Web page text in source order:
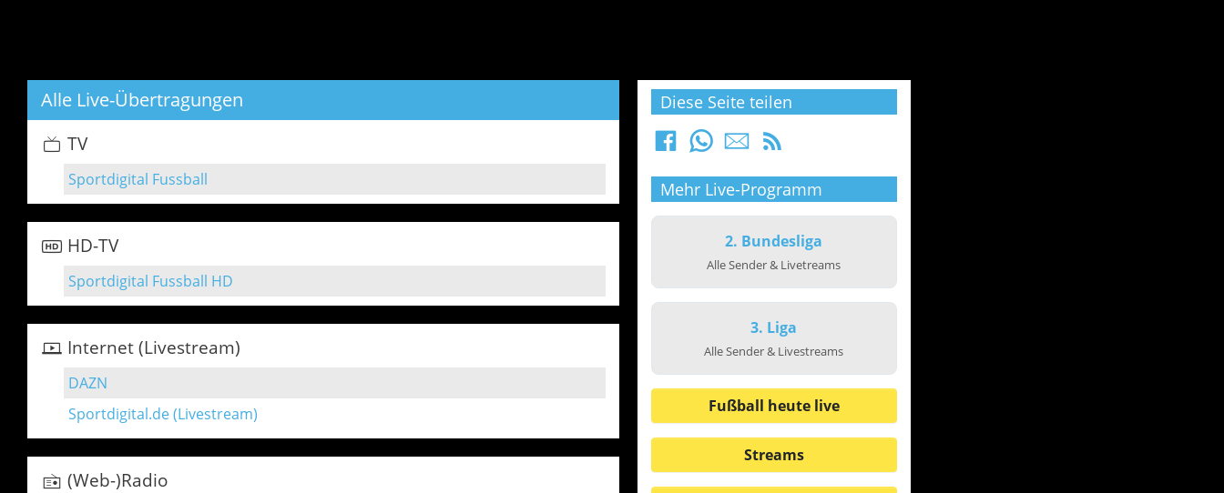
Alle Live-Übertragungen
TV
Sportdigital Fussball
HD-TV
Sportdigital Fussball HD
Internet (Livestream)
DAZN
Sportdigital.de (Livestream)
(Web-)Radio
Diese Seite teilen
Mehr Live-Programm
2. Bundesliga
Alle Sender & Livetreams
3. Liga
Alle Sender & Livestreams
Fußball heute live
Streams